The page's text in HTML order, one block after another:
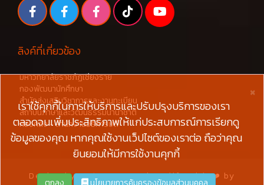
ลิงค์ที่เกี่ยวข้อง
มหาวิทยาลัยราชภัฏเชียงราย
กองพัฒนานักศึกษา
สำนักส่งเสริมวิชาการและงานทะเบียน
สถาบันภาษาและวัฒนธรรมนานาชาติ
กองคลัง - สำนักงานอธิการบดี
Design byW3layoutsand Modify with ❤️ by
×
เราใช้คุกกี้ในการให้บริการและปรับปรุงบริการของเรา
ตลอดจนเพิ่มประสิทธิภาพให้แก่ประสบการณ์การเรียกดู
ข้อมูลของคุณ หากคุณใช้งานเว็ปไซต์ของเราต่อ ถือว่าคุณ
ยินยอมให้มีการใช้งานคุกกี้